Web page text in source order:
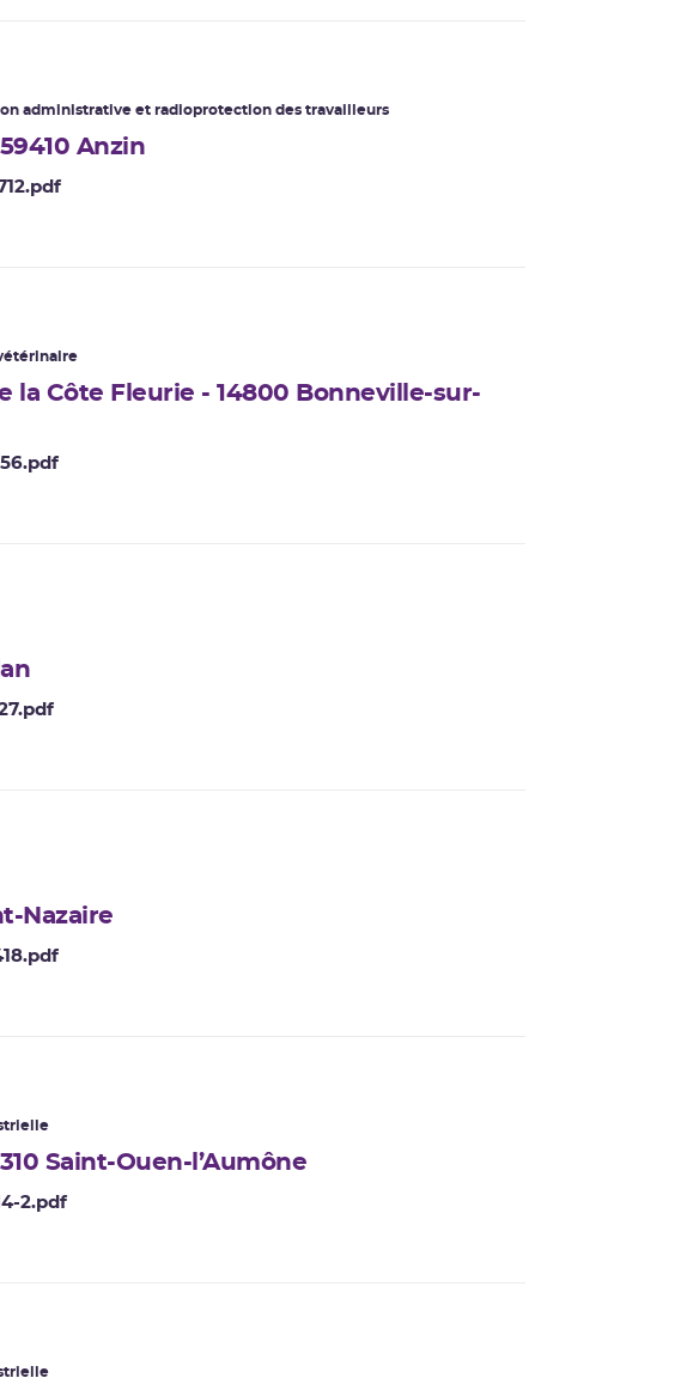
administrative et radioprotection des travailleurs
Anzin
la Côte Fleurie - 14800 Bonneville-sur-
Nazaire
Saint-Ouen-l’Aumône
2.pdf